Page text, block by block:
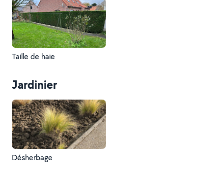
Taille de haie
Jardinier
Désherbage